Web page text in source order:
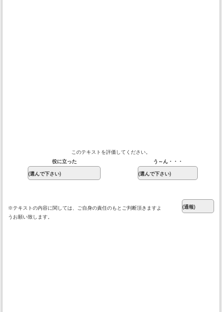
このテキストを評価してください。
役に立った
う～ん・・・
※テキストの内容に関しては、ご自身の責任のもとご判断頂きますよ
うお願い致します。